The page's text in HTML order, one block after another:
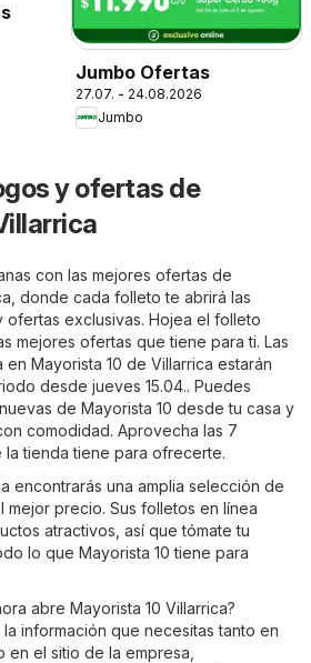
Jumbo Ofertas
27.07. - 24.08.2026
Jumbo
y ofertas de
con las mejores ofertas de
donde cada folleto te abrirá las
ofertas exclusivas. Hojea el folleto
mejores ofertas que tiene para ti. Las
Mayorista 10 de Villarrica estarán
desde jueves 15.04.. Puedes
de Mayorista 10 desde tu casa y
comodidad. Aprovecha las 7
tienda tiene para ofrecerte.
encontrarás una amplia selección de
precio. Sus folletos en línea
atractivos, así que tómate tu
lo que Mayorista 10 tiene para
abre Mayorista 10 Villarrica?
información que necesitas tanto en
el sitio de la empresa,